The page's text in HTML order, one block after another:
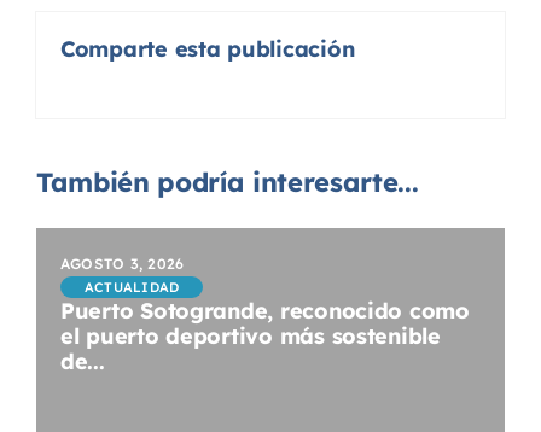
Comparte esta publicación
También podría interesarte...
AGOSTO 3, 2026
ACTUALIDAD
Puerto Sotogrande, reconocido como
el puerto deportivo más sostenible
de...